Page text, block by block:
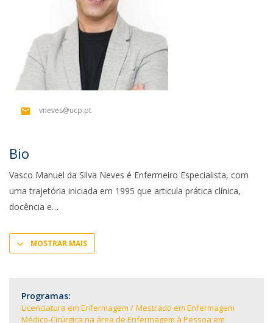
vneves@ucp.pt
Bio
Vasco Manuel da Silva Neves é Enfermeiro Especialista, com
uma trajetória iniciada em 1995 que articula prática clínica,
docência e
MOSTRAR MAIS
Programas:
Licenciatura em Enfermagem
Mestrado em Enfermagem
Médico-Cirúrgica na área de Enfermagem à Pessoa em